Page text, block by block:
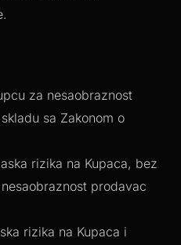
za nesaobraznost
sa Zakonom o
rizika na Kupaca, bez
prodavac
rizika na Kupaca i